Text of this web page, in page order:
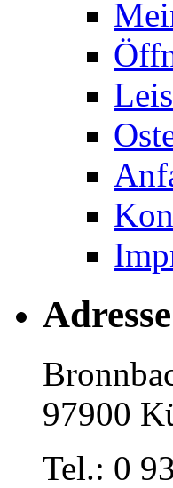
Adresse
97900
Tel.: 0